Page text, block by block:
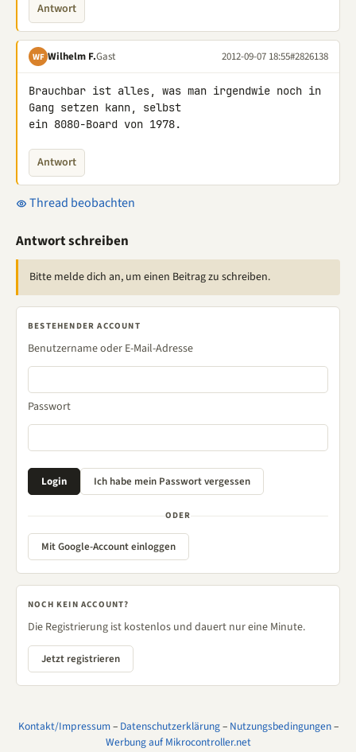
Antwort
WF Wilhelm F.Gast 2012-09-07 18:55#2826138
Brauchbar ist alles, was man irgendwie noch in
Gang setzen kann, selbst
ein 8080-Board von 1978.
Antwort
Thread beobachten
Antwort schreiben
Bitte melde dich an, um einen Beitrag zu schreiben.
BESTEHENDER ACCOUNT
Benutzername oder E-Mail-Adresse
Passwort
ODER
Mit Google-Account einloggen
NOCH KEIN ACCOUNT?
Die Registrierung ist kostenlos und dauert nur eine Minute.
Jetzt registrieren
Kontakt/Impressum– Datenschutzerklärung– Nutzungsbedingungen–
Werbung auf Mikrocontroller.net